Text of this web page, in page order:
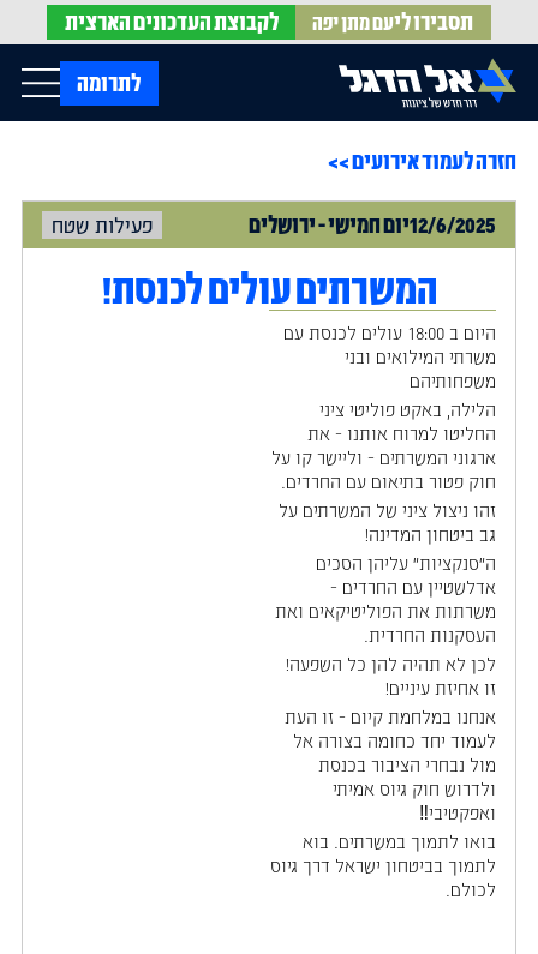
תסבירו ליעם מתן יפה לקבוצתהעדכונים הארצית
בית
עלינו
אירועים
חדשות אל הדגל
עדכונים מהשטח
הופעות בתקשורת
חוק אל הדגל
חמ"ל הגיוס
צרו קשר
EN
לתרומה Menu
חזרה לעמוד אירועים >>
12/6/2025יוםחמישי-ירושלים פעילות שטח
המשרתים עולים לכנסת!
היום ב 18:00 עולים לכנסת עם
משרתי המילואים ובני
משפחותיהם
‏הלילה, באקט פוליטי ציני
החליטו למרוח אותנו - את
ארגוני המשרתים - וליישר קו על
חוק פטור בתיאום עם החרדים.
‏זהו ניצול ציני של המשרתים על
גב ביטחון המדינה!
‏ה״סנקציות״ עליהן הסכים
אדלשטיין עם החרדים -
משרתות את הפוליטיקאים ואת
העסקנות החרדית.
לכן לא תהיה להן כל השפעה!
זו אחיזת עיניים!
אנחנו במלחמת קיום - זו העת
לעמוד יחד כחומה בצורה אל
מול נבחרי הציבור בכנסת
ולדרוש חוק גיוס אמיתי
ואפקטיבי‼️
בואו לתמוך במשרתים. בוא
לתמוך בביטחון ישראל דרך גיוס
לכולם.